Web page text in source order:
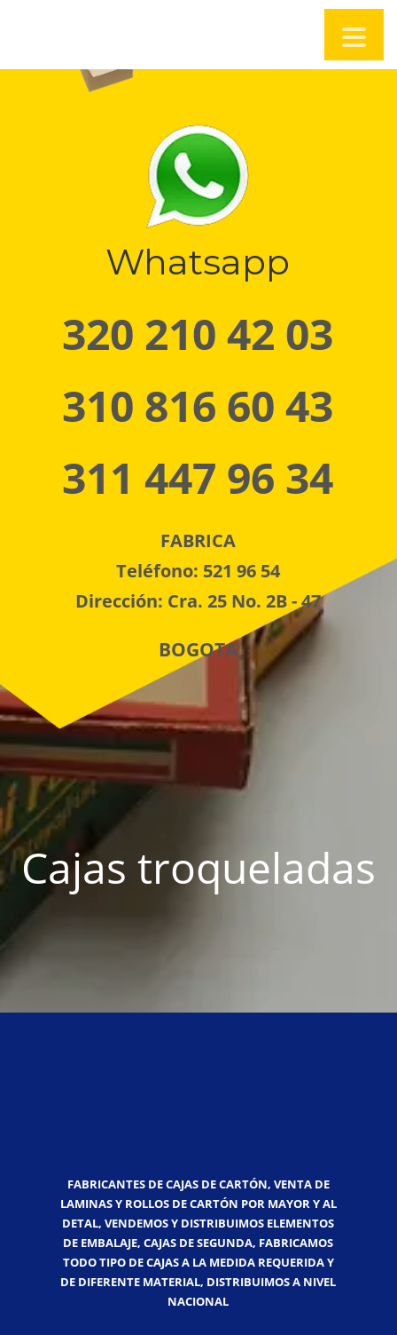
Whatsapp
320 210 42 03
310 816 60 43
311 447 96 34
FABRICA
Teléfono: 521 96 54
Dirección: Cra. 25 No. 2B - 47
BOGOTA
Cajas troqueladas
FABRICANTES DE CAJAS DE CARTÓN, VENTA DE
LAMINAS Y ROLLOS DE CARTÓN POR MAYOR Y AL
DETAL, VENDEMOS Y DISTRIBUIMOS ELEMENTOS
DE EMBALAJE, CAJAS DE SEGUNDA, FABRICAMOS
TODO TIPO DE CAJAS A LA MEDIDA REQUERIDA Y
DE DIFERENTE MATERIAL, DISTRIBUIMOS A NIVEL
NACIONAL